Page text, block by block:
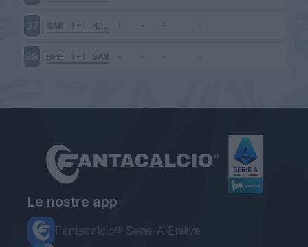
37 SAM 1-4 MIL
38 BRE 1-1 SAM
Le nostre app
Fantacalcio® Serie A Enilive